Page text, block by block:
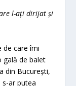
l-ați dirijat și
de care îmi
gală de balet
din București,
s-ar putea